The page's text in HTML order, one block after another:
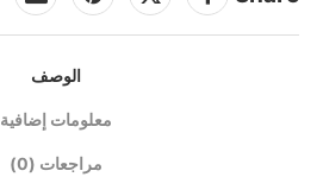
الوصف
معلومات إضافية
مراجعات (0)